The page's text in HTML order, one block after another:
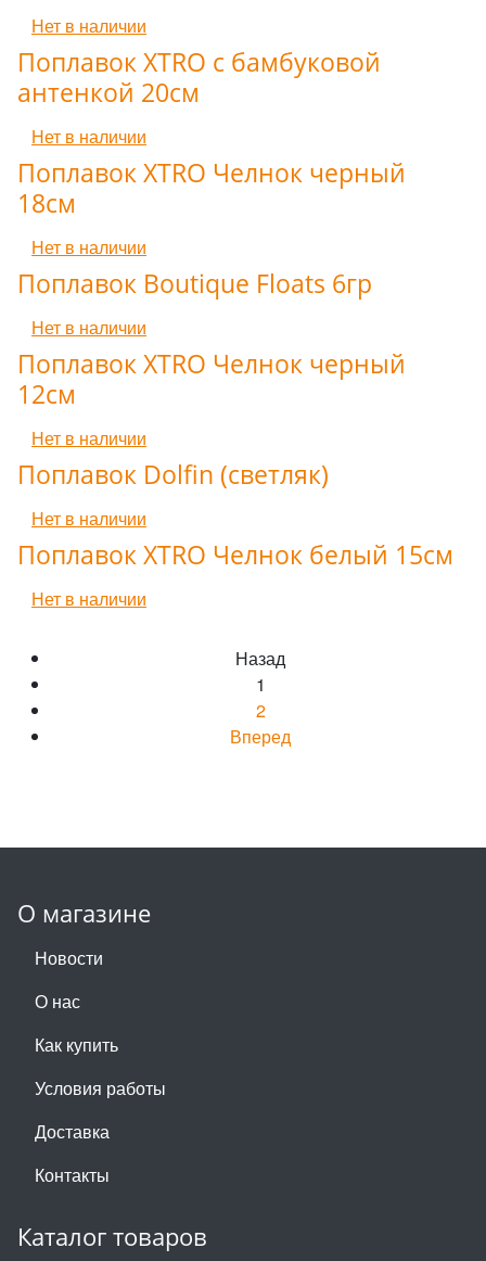
Нет в наличии
Поплавок XTRO с бамбуковой
антенкой 20см
Нет в наличии
Поплавок XTRO Челнок черный
18см
Нет в наличии
Поплавок Boutique Floats 6гр
Нет в наличии
Поплавок XTRO Челнок черный
12см
Нет в наличии
Поплавок Dolfin (светляк)
Нет в наличии
Поплавок XTRO Челнок белый 15см
Нет в наличии
Назад
1
2
Вперед
О магазине
Новости
О нас
Как купить
Условия работы
Доставка
Контакты
Каталог товаров